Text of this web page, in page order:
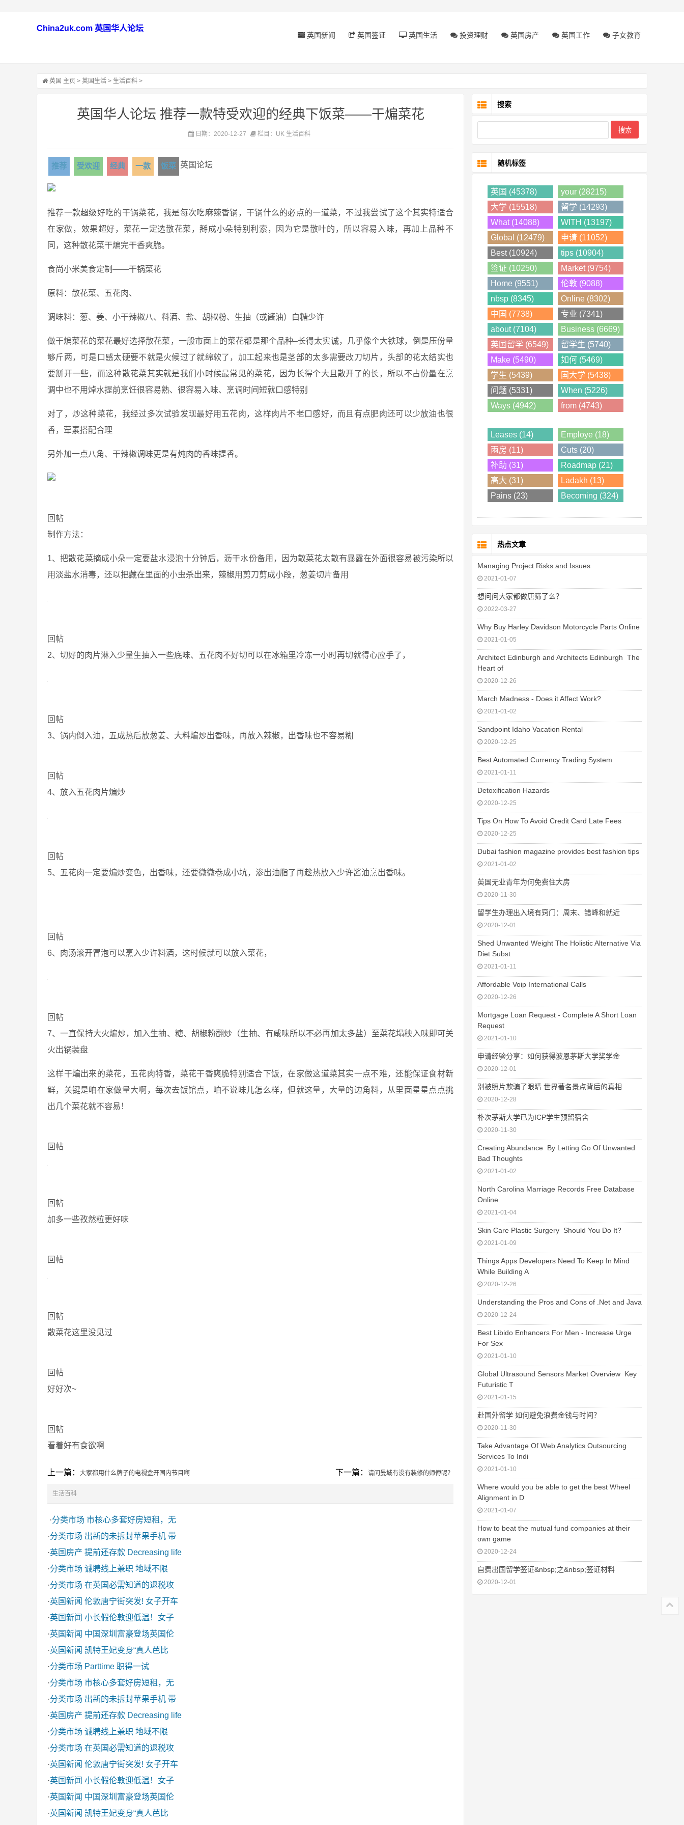
China2uk.com 英国华人论坛
英国新闻 英国签证 英国生活 投资理财 英国房产 英国工作 子女教育
英国 主页 > 英国生活 > 生活百科 >
英国华人论坛 推荐一款特受欢迎的经典下饭菜——干煸菜花
日期：2020-12-27 栏目：UK 生活百科
推荐 受欢迎 经典 一款 饭菜 英国论坛
推荐一款超级好吃的干锅菜花，我是每次吃麻辣香锅，干锅什么的必点的一道菜，不过我尝试了这个其实特适合
在家做，效果超好，菜花一定选散花菜，掰成小朵特别利索，因为它是散叶的，所以容易入味，再加上品种不
同，这种散花菜干煸完干香爽脆。
食尚小米美食定制——干锅菜花
原料：散花菜、五花肉、
调味料：葱、姜、小干辣椒八、料酒、盐、胡椒粉、生抽（或酱油）白糖少许
做干煸菜花的菜花最好选择散花菜，一般市面上的菜花都是那个品种–长得太实诚，几乎像个大铁球，倒是压份量
够斤两，可是口感太硬要不就是火候过了就绵软了，加工起来也是茎部的太多需要改刀切片，头部的花太结实也
要掰开一些，而这种散花菜其实就是我们小时候最常见的菜花，因为长得个大且散开了的长，所以不占份量在烹
调中也不用焯水提前烹饪很容易熟、很容易入味、烹调时间短就口感特别
对了，炒这种菜花，我经过多次试验发现最好用五花肉，这样肉片不老口感好，而且有点肥肉还可以少放油也很
香，荤素搭配合理
另外加一点八角、干辣椒调味更是有炖肉的香味提香。
回帖
制作方法：
1、把散花菜摘成小朵一定要盐水浸泡十分钟后，沥干水份备用，因为散菜花太散有暴露在外面很容易被污染所以
用淡盐水消毒，还以把藏在里面的小虫杀出来，辣椒用剪刀剪成小段，葱姜切片备用
回帖
2、切好的肉片淋入少量生抽入一些底味、五花肉不好切可以在冰箱里冷冻一小时再切就得心应手了，
回帖
3、锅内倒入油，五成热后放葱姜、大料煸炒出香味，再放入辣椒，出香味也不容易糊
回帖
4、放入五花肉片煸炒
回帖
5、五花肉一定要煸炒变色，出香味，还要微微卷成小坑，渗出油脂了再趁热放入少许酱油烹出香味。
回帖
6、肉汤滚开冒泡可以烹入少许料酒，这时候就可以放入菜花，
回帖
7、一直保持大火煸炒，加入生抽、糖、胡椒粉翻炒（生抽、有咸味所以不必再加太多盐）至菜花塌秧入味即可关
火出锅装盘
这样干煸出来的菜花，五花肉特香，菜花干香爽脆特别适合下饭，在家做这道菜其实一点不难，还能保证食材新
鲜，关键是咱在家做量大啊，每次去饭馆点，咱不说味儿怎么样，但就这量，大量的边角料，从里面星星点点挑
出几个菜花就不容易！
回帖
回帖
加多一些孜然粒更好味
回帖
回帖
散菜花这里没见过
回帖
好好次~
回帖
看着好有食欲啊
上一篇： 大家都用什么牌子的电视盒开国内节目啊 下一篇： 请问曼城有没有装修的师傅呢？
生活百科
·分类市场 市核心多套好房短租，无
·分类市场 出新的未拆封苹果手机 带
·英国房产 提前还存款 Decreasing life
·分类市场 诚聘线上兼职 地域不限
·分类市场 在英国必需知道的退税攻
·英国新闻 伦敦唐宁街突发! 女子开车
·英国新闻 小长假伦敦迎低温！女子
·英国新闻 中国深圳富豪登场英国伦
·英国新闻 凯特王妃变身“真人芭比
·分类市场 Parttime 职得一试
·分类市场 市核心多套好房短租，无
·分类市场 出新的未拆封苹果手机 带
·英国房产 提前还存款 Decreasing life
·分类市场 诚聘线上兼职 地域不限
·分类市场 在英国必需知道的退税攻
·英国新闻 伦敦唐宁街突发! 女子开车
·英国新闻 小长假伦敦迎低温！女子
·英国新闻 中国深圳富豪登场英国伦
·英国新闻 凯特王妃变身“真人芭比
搜索
随机标签
英国 (45378)
your (28215)
大学 (15518)
留学 (14293)
What (14088)
WITH (13197)
Global (12479)
申请 (11052)
Best (10924)
tips (10904)
签证 (10250)
Market (9754)
Home (9551)
伦敦 (9088)
nbsp (8345)
Online (8302)
中国 (7738)
专业 (7341)
about (7104)
Business (6669)
英国留学 (6549)
留学生 (5740)
Make (5490)
如何 (5469)
学生 (5439)
国大学 (5438)
问题 (5331)
When (5226)
Ways (4942)
from (4743)
Leases (14)
Employe (18)
兩房 (11)
Cuts (20)
补助 (31)
Roadmap (21)
高大 (31)
Ladakh (13)
Pains (23)
Becoming (324)
热点文章
Managing Project Risks and Issues
2021-01-07
想问问大家都做唐筛了么？
2022-03-27
Why Buy Harley Davidson Motorcycle Parts Online
2021-01-05
Architect Edinburgh and Architects Edinburgh  The
Heart of
2020-12-26
March Madness - Does it Affect Work?
2021-01-02
Sandpoint Idaho Vacation Rental
2020-12-25
Best Automated Currency Trading System
2021-01-11
Detoxification Hazards
2020-12-25
Tips On How To Avoid Credit Card Late Fees
2020-12-25
Dubai fashion magazine provides best fashion tips
2021-01-02
英国无业青年为何免费住大房
2020-11-30
留学生办理出入境有窍门：周末、错峰和就近
2020-12-01
Shed Unwanted Weight The Holistic Alternative Via
Diet Subst
2021-01-11
Affordable Voip International Calls
2020-12-26
Mortgage Loan Request - Complete A Short Loan
Request
2021-01-10
申请经验分享：如何获得波恩茅斯大学奖学金
2020-12-01
别被照片欺骗了眼睛 世界著名景点背后的真相
2020-12-28
朴次茅斯大学已为ICP学生预留宿舍
2020-11-30
Creating Abundance  By Letting Go Of Unwanted
Bad Thoughts
2021-01-02
North Carolina Marriage Records Free Database
Online
2021-01-04
Skin Care Plastic Surgery  Should You Do It?
2021-01-09
Things Apps Developers Need To Keep In Mind
While Building A
2020-12-26
Understanding the Pros and Cons of .Net and Java
2020-12-24
Best Libido Enhancers For Men - Increase Urge
For Sex
2021-01-10
Global Ultrasound Sensors Market Overview  Key
Futuristic T
2021-01-15
赴国外留学 如何避免浪费金钱与时间？
2020-11-30
Take Advantage Of Web Analytics Outsourcing
Services To Indi
2021-01-10
Where would you be able to get the best Wheel
Alignment in D
2021-01-07
How to beat the mutual fund companies at their
own game
2020-12-24
自费出国留学签证&nbsp;之&nbsp;签证材料
2020-12-01